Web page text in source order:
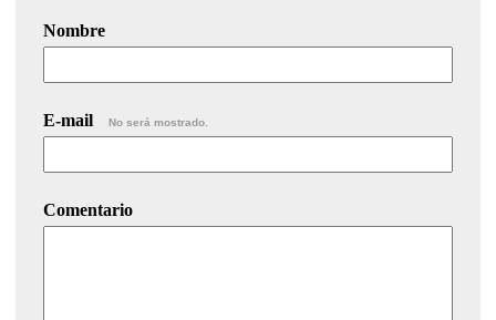
Nombre
E-mail No será mostrado.
Comentario